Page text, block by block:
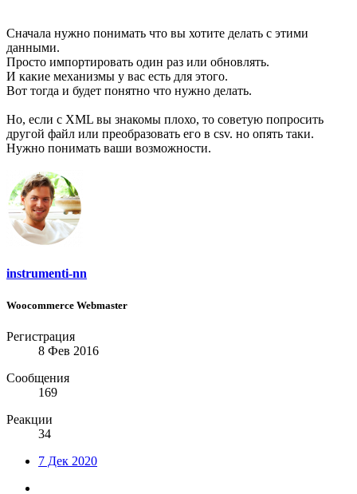
Сначала нужно понимать что вы хотите делать с этими
данными.
Просто импортировать один раз или обновлять.
И какие механизмы у вас есть для этого.
Вот тогда и будет понятно что нужно делать.
Но, если с XML вы знакомы плохо, то советую попросить
другой файл или преобразовать его в csv. но опять таки.
Нужно понимать ваши возможности.
instrumenti-nn
Woocommerce Webmaster
Регистрация
8 Фев 2016
Сообщения
169
Реакции
34
7 Дек 2020